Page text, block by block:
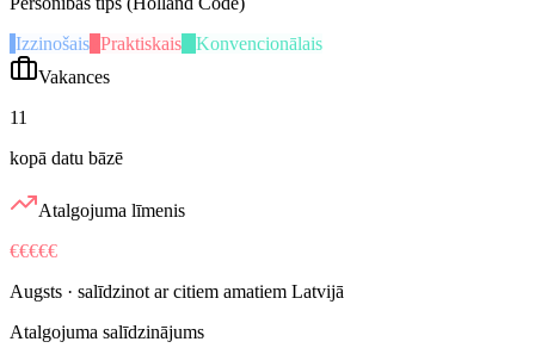
Izzinošais Praktiskais
Konvencionālais
Vakances
11
kopā datu bāzē
Atalgojuma līmenis
€€€€€
Augsts · salīdzinot ar citiem amatiem Latvijā
Atalgojuma salīdzinājums